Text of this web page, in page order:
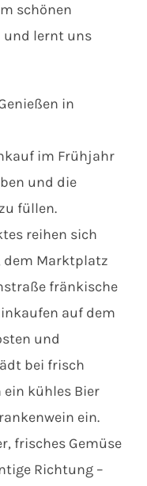
schönen
und lernt uns
in
im Frühjahr
und die
füllen.
reihen sich
dem Marktplatz
fränkische
auf dem
und
bei frisch
kühles Bier
ein.
frisches Gemüse
Richtung –